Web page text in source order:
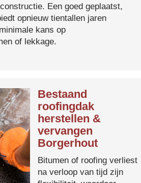
Een goed geplaatst,
opnieuw tientallen jaren
kans op
of lekkage.
Bestaand
roofingdak
herstellen &
vervangen
Borgerhout
Bitumen of roofing verliest
na verloop van tijd zijn